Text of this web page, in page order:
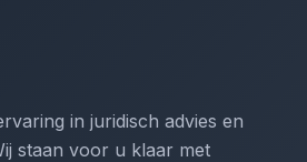
in juridisch advies en
staan voor u klaar met